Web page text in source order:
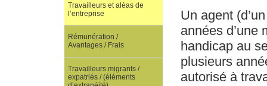
Un agent
années d’une
handicap au
plusieurs
autorisé à
Travailleurs et aléas de
l’entreprise
Rémunération /
Avantages / Frais
Travailleurs migrants /
expatriés / (éléments